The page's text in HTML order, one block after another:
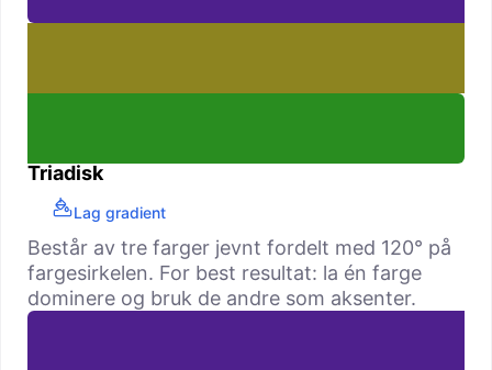
Triadisk
Lag gradient
Består av tre farger jevnt fordelt med 120° på
fargesirkelen. For best resultat: la én farge
dominere og bruk de andre som aksenter.